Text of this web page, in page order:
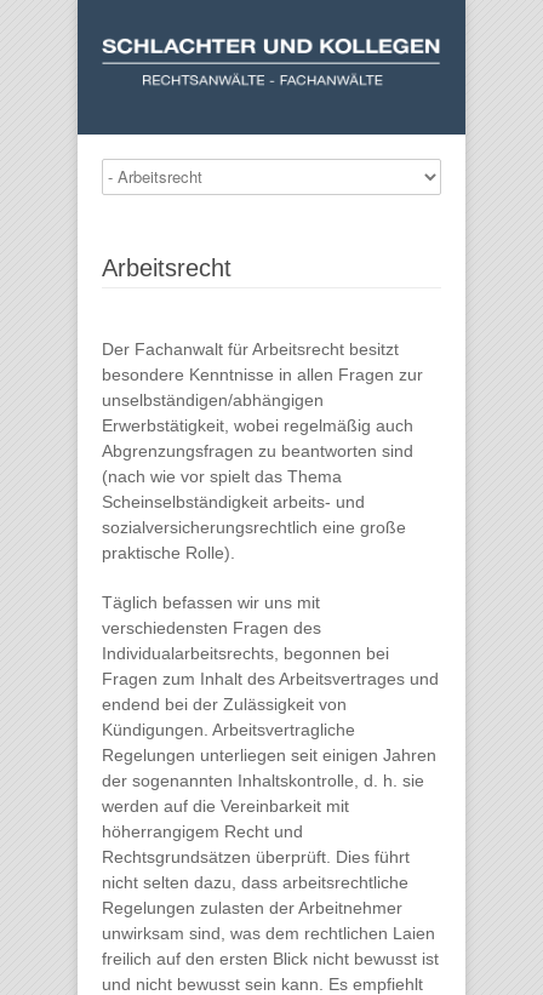
Arbeitsrecht
Der Fachanwalt für Arbeitsrecht besitzt
besondere Kenntnisse in allen Fragen zur
unselbständigen/abhängigen
Erwerbstätigkeit, wobei regelmäßig auch
Abgrenzungsfragen zu beantworten sind
(nach wie vor spielt das Thema
Scheinselbständigkeit arbeits- und
sozialversicherungsrechtlich eine große
praktische Rolle).
Täglich befassen wir uns mit
verschiedensten Fragen des
Individualarbeitsrechts, begonnen bei
Fragen zum Inhalt des Arbeitsvertrages und
endend bei der Zulässigkeit von
Kündigungen. Arbeitsvertragliche
Regelungen unterliegen seit einigen Jahren
der sogenannten Inhaltskontrolle, d. h. sie
werden auf die Vereinbarkeit mit
höherrangigem Recht und
Rechtsgrundsätzen überprüft. Dies führt
nicht selten dazu, dass arbeitsrechtliche
Regelungen zulasten der Arbeitnehmer
unwirksam sind, was dem rechtlichen Laien
freilich auf den ersten Blick nicht bewusst ist
und nicht bewusst sein kann. Es empfiehlt